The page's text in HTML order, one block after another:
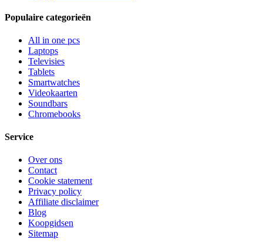
Populaire categorieën
All in one pcs
Laptops
Televisies
Tablets
Smartwatches
Videokaarten
Soundbars
Chromebooks
Service
Over ons
Contact
Cookie statement
Privacy policy
Affiliate disclaimer
Blog
Koopgidsen
Sitemap